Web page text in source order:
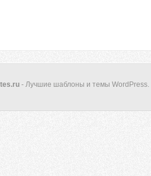
- Лучшие шаблоны и темы